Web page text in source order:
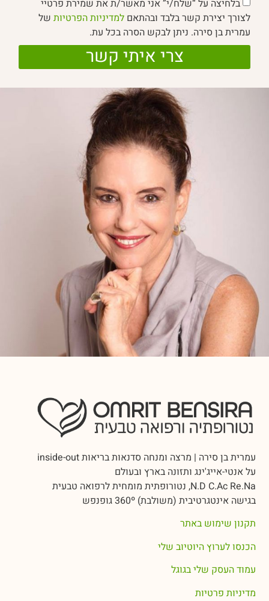
בלחיצה על “שלח/י” אני מאשר/ת את שמירת פרטיי
לצורך יצירת קשר בלבד ובהתאםלמדיניות הפרטיות של
עמרית בן סירה. ניתן לבקש הסרה בכל עת.
צרי איתי קשר
עמרית בן סירה | מרצה ומנחה סדנאות בריאות inside-out
על אנטי-אייג'ינג ותזונה בארץ ובעולם
N.D C.Ac Re.Na, נטורופתית מומחית לרפואה טבעית
בגישה אינטגרטיבית (משולבת) 360º גופנפש
תקנון שימוש באתר
הכנסו לערוץ היוטיוב שלי
עמוד העסק שלי בגוגל
מדיניות פרטיות